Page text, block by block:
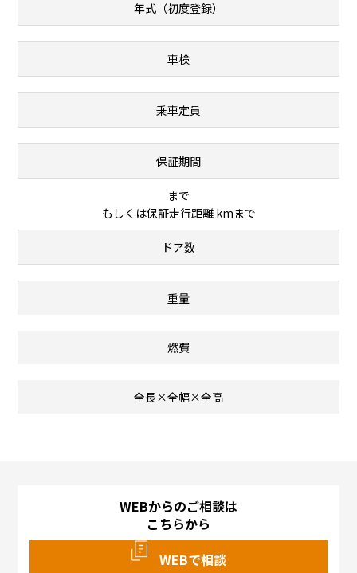
年式（初度登録）
車検
乗車定員
保証期間
まで
もしくは保証走行距離 kmまで
ドア数
重量
燃費
全長×全幅×全高
WEBからのご相談は
こちらから
WEBで相談